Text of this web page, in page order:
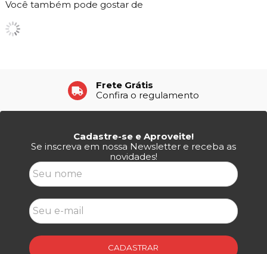
Você também pode gostar de
Frete Grátis
Confira o regulamento
Cadastre-se e Aproveite!
Se inscreva em nossa Newsletter e receba as
novidades!
CADASTRAR